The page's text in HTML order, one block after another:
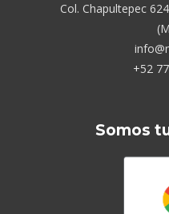
Col. Chapultepec
+52
Somos